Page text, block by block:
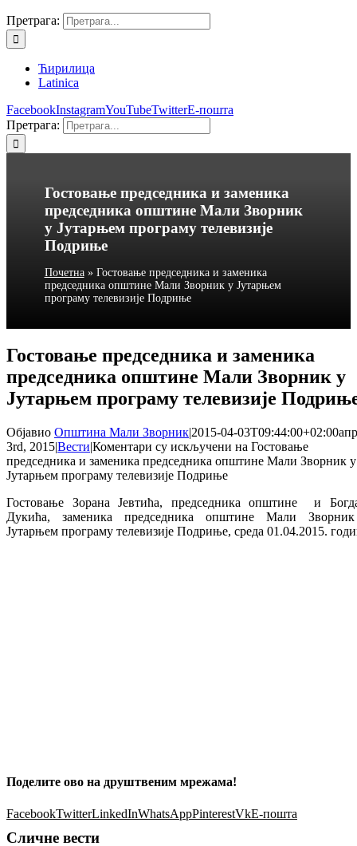
Претрага:
Ћирилица
Latinica
FacebookInstagramYouTubeTwitterЕ-пошта
Претрага:
Гостовање председника и заменика
председника општине Мали Зворник
у Јутарњем програму телевизије
Подриње
Почетна» Гостовање председника и заменика
председника општине Мали Зворник у Јутарњем
програму телевизије Подриње
Гостовање председника и заменика
председника општине Мали Зворник у
Јутарњем програму телевизије
Објавио Општина Мали Зворник|2015-04-03T09:44:00+02:00
3rd, 2015|Вести|Коментари су искључени на Гостовање
председника и заменика председника општине Мали Зворник у
Јутарњем програму телевизије Подриње
Гостовање Зорана Јевтића, председника општине и
Дукића, заменика председника општине Мали
Јутарњем програму телевизије Подриње, среда 01.04.2015.
Поделите ово на друштвеним мрежама!
FacebookTwitterLinkedInWhatsAppPinterestVkЕ-пошта
Сличне вести